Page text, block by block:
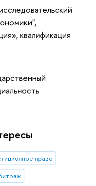
квалификация
право